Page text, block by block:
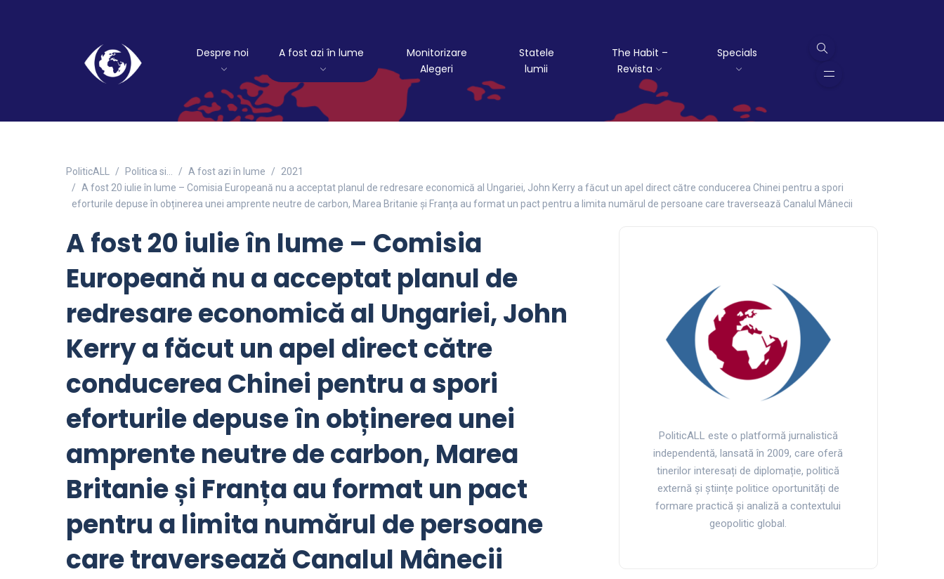
Despre noi A fost azi în lume
Monitorizare
Alegeri
Statele
lumii
The Habit –
Revista
Specials
PoliticALL Politica si… A fost azi în lume
2021
A fost 20 iulie în lume – Comisia Europeană nu a acceptat planul de redresare economică al Ungariei, John Kerry a făcut un apel direct către conducerea Chinei pentru a spori
eforturile depuse în obținerea unei amprente neutre de carbon, Marea Britanie și Franța au format un pact pentru a limita numărul de persoane care traversează Canalul Mânecii
A fost 20 iulie în lume – Comisia
Europeană nu a acceptat planul de
redresare economică al Ungariei, John
Kerry a făcut un apel direct către
conducerea Chinei pentru a spori
eforturile depuse în obținerea unei
amprente neutre de carbon, Marea
Britanie și Franța au format un pact
pentru a limita numărul de persoane
care traversează Canalul Mânecii
PoliticALL este o platformă jurnalistică
independentă, lansată în 2009, care oferă
tinerilor interesați de diplomație, politică
externă și științe politice oportunități de
formare practică și analiză a contextului
geopolitic global.